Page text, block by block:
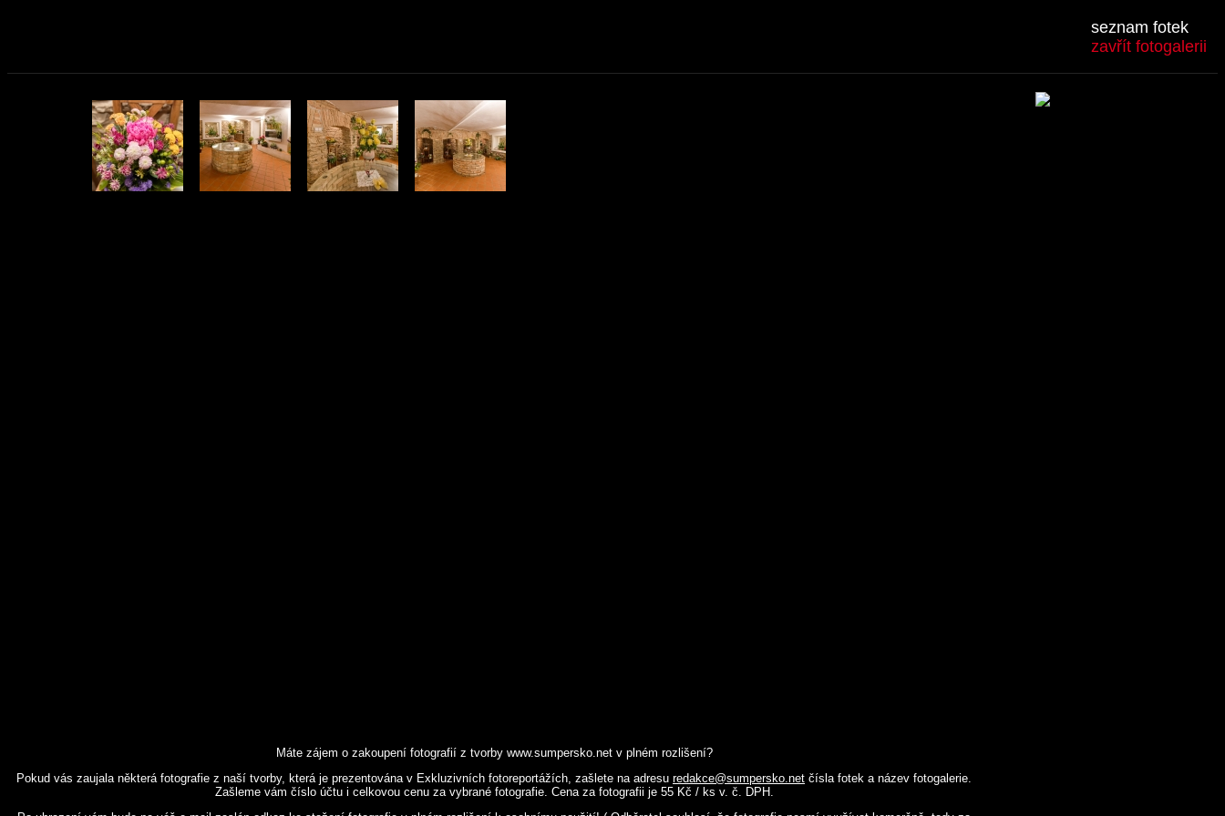
seznam fotek
zavřít fotogalerii
Máte zájem o zakoupení fotografií z tvorby www.sumpersko.net v plném rozlišení?
Pokud vás zaujala některá fotografie z naší tvorby, která je prezentována v Exkluzivních fotoreportážích, zašlete na adresu redakce@sumpersko.net čísla fotek a název fotogalerie.
Zašleme vám číslo účtu i celkovou cenu za vybrané fotografie. Cena za fotografii je 55 Kč / ks v. č. DPH.